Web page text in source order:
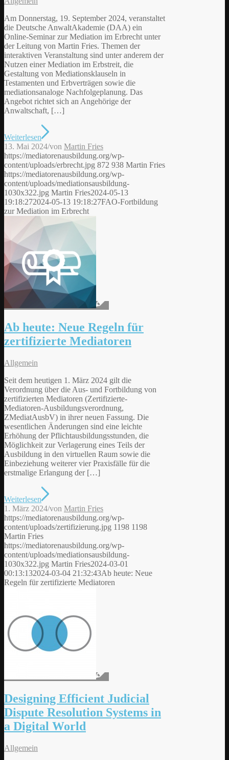
Am Donnerstag, 19. September 2024, veranstaltet
die Deutsche AnwaltAkademie (DAA) ein
Online-Seminar zur Mediation im Erbrecht unter
der Leitung von Martin Fries. Themen der
interaktiven Veranstaltung sind unter anderem der
Nutzen einer Mediation im Erbstreit, die
Gestaltung von Mediationsklauseln in
Testamenten und Erbverträgen sowie die
mediationsanaloge Nachfolgeplanung. Das
Angebot richtet sich an Angehörige der
Anwaltschaft, […]
Weiterlesen
13. Mai 2024/von Martin Fries
https://mediatorenausbildung.org/wp-
content/uploads/erbrecht.jpg 872 938 Martin Fries
https://mediatorenausbildung.org/wp-
content/uploads/mediationsausbildung-
1030x322.jpg Martin Fries2024-05-13
19:18:272024-05-13 19:18:27FAO-Fortbildung
zur Mediation im Erbrecht
Ab heute: Neue Regeln für
zertifizierte Mediatoren
Allgemein
Seit dem heutigen 1. März 2024 gilt die
Verordnung über die Aus- und Fortbildung von
zertifizierten Mediatoren (Zertifizierte-
Mediatoren-Ausbildungsverordnung,
ZMediatAusbV) in ihrer neuen Fassung. Die
wesentlichen Änderungen sind eine leichte
Erhöhung der Pflichtausbildungsstunden, die
Möglichkeit zur Verlagerung eines Teils der
Ausbildung in den virtuellen Raum sowie die
Einbeziehung weiterer vier Praxisfälle für die
erstmalige Erlangung der […]
Weiterlesen
1. März 2024/von Martin Fries
https://mediatorenausbildung.org/wp-
content/uploads/zertifizierung.jpg 1198 1198
Martin Fries
https://mediatorenausbildung.org/wp-
content/uploads/mediationsausbildung-
1030x322.jpg Martin Fries2024-03-01
00:13:132024-03-04 21:32:43Ab heute: Neue
Regeln für zertifizierte Mediatoren
Designing Efficient Judicial
Dispute Resolution Systems in
a Digital World
Allgemein